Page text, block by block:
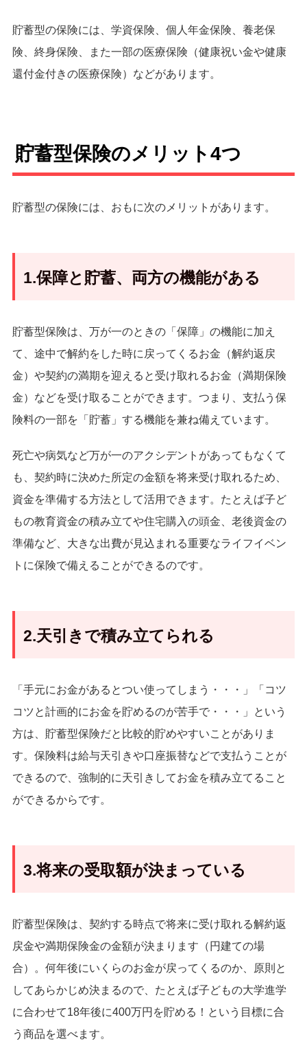
貯蓄型の保険には、学資保険、個人年金保険、養老保
険、終身保険、また一部の医療保険（健康祝い金や健康
還付金付きの医療保険）などがあります。
貯蓄型保険のメリット4つ
貯蓄型の保険には、おもに次のメリットがあります。
1.保障と貯蓄、両方の機能がある
貯蓄型保険は、万が一のときの「保障」の機能に加え
て、途中で解約をした時に戻ってくるお金（解約返戻
金）や契約の満期を迎えると受け取れるお金（満期保険
金）などを受け取ることができます。つまり、支払う保
険料の一部を「貯蓄」する機能を兼ね備えています。
死亡や病気など万が一のアクシデントがあってもなくて
も、契約時に決めた所定の金額を将来受け取れるため、
資金を準備する方法として活用できます。たとえば子ど
もの教育資金の積み立てや住宅購入の頭金、老後資金の
準備など、大きな出費が見込まれる重要なライフイベン
トに保険で備えることができるのです。
2.天引きで積み立てられる
「手元にお金があるとつい使ってしまう・・・」「コツ
コツと計画的にお金を貯めるのが苦手で・・・」という
方は、貯蓄型保険だと比較的貯めやすいことがありま
す。保険料は給与天引きや口座振替などで支払うことが
できるので、強制的に天引きしてお金を積み立てること
ができるからです。
3.将来の受取額が決まっている
貯蓄型保険は、契約する時点で将来に受け取れる解約返
戻金や満期保険金の金額が決まります（円建ての場
合）。何年後にいくらのお金が戻ってくるのか、原則と
してあらかじめ決まるので、たとえば子どもの大学進学
に合わせて18年後に400万円を貯める！という目標に合
う商品を選べます。